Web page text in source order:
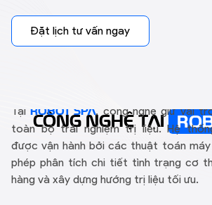
Đặt lịch tư vấn ngay
CÔNG NGHỆ TẠI
TạiROBOT SPA, công nghệ giữ vai
toàn bộ trải nghiệm trị liệu. Hệ
được vận hành bởi các thuật toán
phép phân tích chi tiết tình trạng cơ
hàng và xây dựng hướng trị liệu tối ưu.